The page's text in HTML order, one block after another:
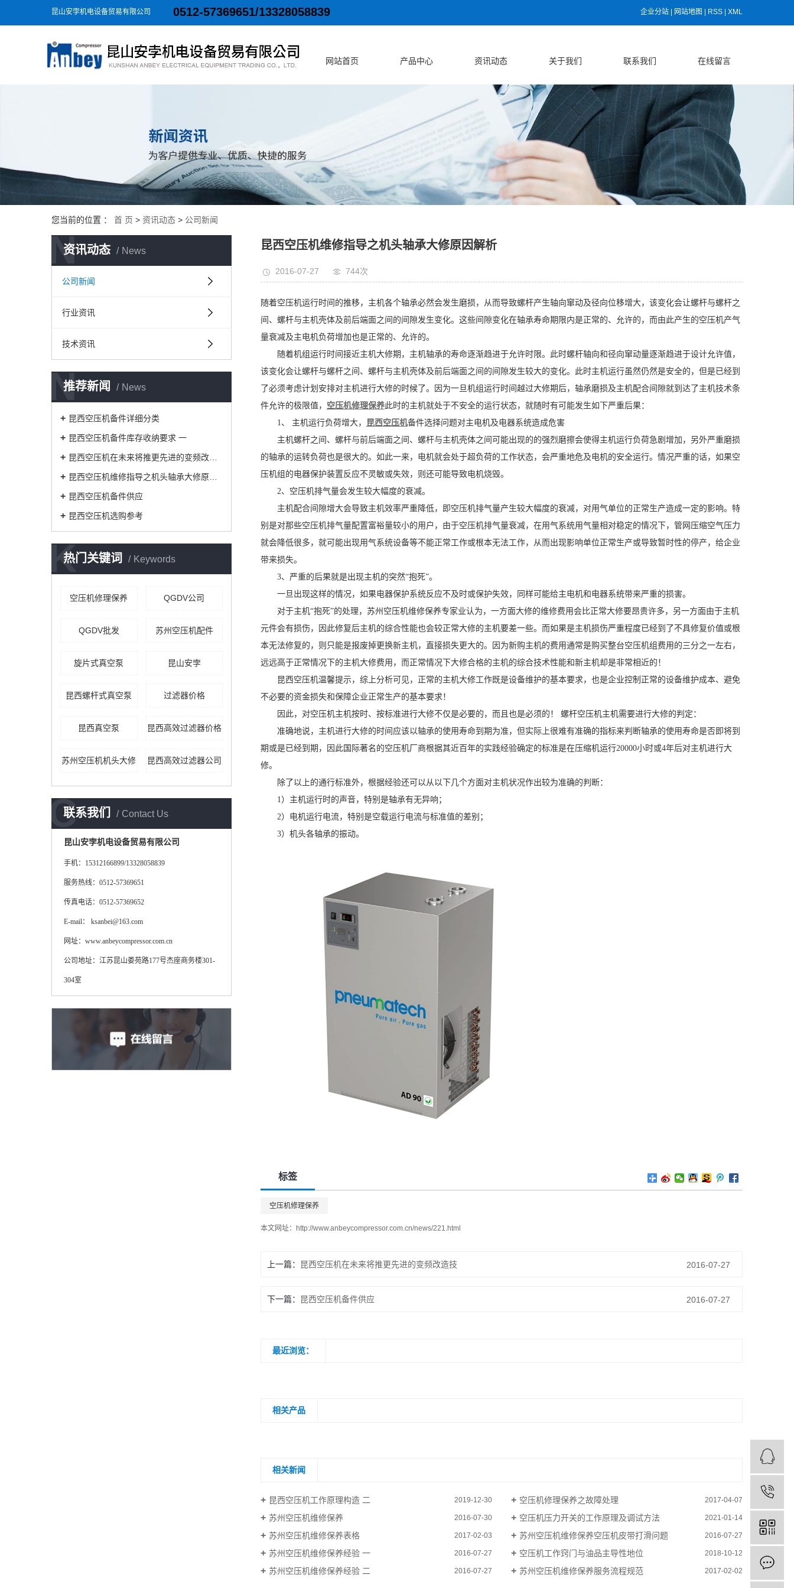
昆山安孛机电设备贸易有限公司 0512-57369651/13328058839 企业分站 网站地图 RSS XML
网站首页 产品中心 资讯动态 关于我们 联系我们 在线留言
您当前的位置 ： 首 页 > 资讯动态 > 公司新闻
资讯动态 News
N
公司新闻
行业资讯
技术资讯
推荐新闻 News
N
昆西空压机备件详细分类
昆西空压机备件库存收纳要求 一
昆西空压机在未来将推更先进的变频改造技
昆西空压机维修指导之机头轴承大修原因解析
昆西空压机备件供应
昆西空压机选购参考
热门关键词 Keywords
K
空压机修理保养 QGDV公司
QGDV批发 苏州空压机配件
旋片式真空泵 昆山安孛
昆西螺杆式真空泵 过滤器价格
昆西真空泵 昆西高效过滤器价格
苏州空压机机头大修 昆西高效过滤器公司
联系我们 Contact Us
C
昆山安孛机电设备贸易有限公司
手机：15312166899/13328058839
服务热线：0512-57369651
传真电话：0512-57369652
E-mail： ksanbei@163.com
网址：www.anbeycompressor.com.cn
公司地址：江苏昆山娄苑路177号杰座商务楼301-
304室
昆西空压机维修指导之机头轴承大修原因解析
2016-07-27 744次
随着空压机运行时间的推移，主机各个轴承必然会发生磨损，从而导致螺杆产生轴向窜动及径向位移增大，该变化会让螺杆与螺杆之
间、螺杆与主机壳体及前后端面之间的间隙发生变化。这些间隙变化在轴承寿命期限内是正常的、允许的，而由此产生的空压机产气
量衰减及主电机负荷增加也是正常的、允许的。
随着机组运行时间接近主机大修期，主机轴承的寿命逐渐趋进于允许时限。此时螺杆轴向和径向窜动量逐渐趋进于设计允许值，
该变化会让螺杆与螺杆之间、螺杆与主机壳体及前后端面之间的间隙发生较大的变化。此时主机运行虽然仍然是安全的，但是已经到
了必须考虑计划安排对主机进行大修的时候了。因为一旦机组运行时间越过大修期后，轴承磨损及主机配合间隙就到达了主机技术条
件允许的极限值， 空压机修理保养此时的主机就处于不安全的运行状态，就随时有可能发生如下严重后果：
1、 主机运行负荷增大，
昆西空压机备件选择问题对主电机及电器系统造成危害
主机螺杆之间、螺杆与前后端面之间、螺杆与主机壳体之间可能出现的的强烈磨擦会使得主机运行负荷急剧增加，另外严重磨损
的轴承的运转负荷也是很大的。如此一来，电机就会处于超负荷的工作状态，会严重地危及电机的安全运行。情况严重的话，如果空
压机组的电器保护装置反应不灵敏或失效，则还可能导致电机烧毁。
2、空压机排气量会发生较大幅度的衰减。
主机配合间隙增大会导致主机效率严重降低，即空压机排气量产生较大幅度的衰减，对用气单位的正常生产造成一定的影响。特
别是对那些空压机排气量配置富裕量较小的用户，由于空压机排气量衰减，在用气系统用气量相对稳定的情况下，管网压缩空气压力
就会降低很多，就可能出现用气系统设备等不能正常工作或根本无法工作，从而出现影响单位正常生产或导致暂时性的停产，给企业
带来损失。
3、严重的后果就是出现主机的突然“抱死”。
一旦出现这样的情况，如果电器保护系统反应不及时或保护失效，同样可能给主电机和电器系统带来严重的损害。
对于主机“抱死”的处理，苏州空压机维修保养专家业认为，一方面大修的维修费用会比正常大修要昂贵许多，另一方面由于主机
元件会有损伤，因此修复后主机的综合性能也会较正常大修的主机要差一些。而如果是主机损伤严重程度已经到了不具修复价值或根
本无法修复的，则只能是报废掉更换新主机，直接损失更大的。因为新购主机的费用通常是购买整台空压机组费用的三分之一左右，
远远高于正常情况下的主机大修费用，而正常情况下大修合格的主机的综合技术性能和新主机却是非常相近的！
昆西空压机温馨提示，综上分析可见，正常的主机大修工作既是设备维护的基本要求，也是企业控制正常的设备维护成本、避免
不必要的资金损失和保障企业正常生产的基本要求！
因此，对空压机主机按时、按标准进行大修不仅是必要的，而且也是必须的！ 螺杆空压机主机需要进行大修的判定：
准确地说，主机进行大修的时间应该以轴承的使用寿命到期为准，但实际上很难有准确的指标来判断轴承的使用寿命是否即将到
期或是已经到期，因此国际著名的空压机厂商根据其近百年的实践经验确定的标准是在压缩机运行20000小时或4年后对主机进行大
修。
除了以上的通行标准外，根据经验还可以从以下几个方面对主机状况作出较为准确的判断：
1）主机运行时的声音，特别是轴承有无异响；
2）电机运行电流，特别是空载运行电流与标准值的差别；
3）机头各轴承的振动。
标签
空压机修理保养
本文网址： http://www.anbeycompressor.com.cn/news/221.html
上一篇 昆西空压机在未来将推更先进的变频改造技 2016-07-27
下一篇 昆西空压机备件供应 2016-07-27
最近浏览：
相关产品
相关新闻
昆西空压机工作原理构造 二 2019-12-30 空压机修理保养之故障处理 2017-04-07
苏州空压机维修保养 2016-07-30 空压机压力开关的工作原理及调试方法 2021-01-14
苏州空压机维修保养表格 2017-02-03 苏州空压机维修保养空压机皮带打滑问题 2016-07-27
苏州空压机维修保养经验 一 2016-07-27 空压机工作窍门与油品主导性地位 2018-10-12
苏州空压机维修保养经验 二 2016-07-27 苏州空压机维修保养服务流程规范 2017-02-02